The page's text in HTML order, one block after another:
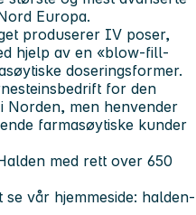
Europa.
produserer IV poser,
hjelp av en «blow-fill-
doseringsformer.
for den
Norden, men henvender
farmasøytiske kunder
med rett over 650
vår hjemmeside: halden-